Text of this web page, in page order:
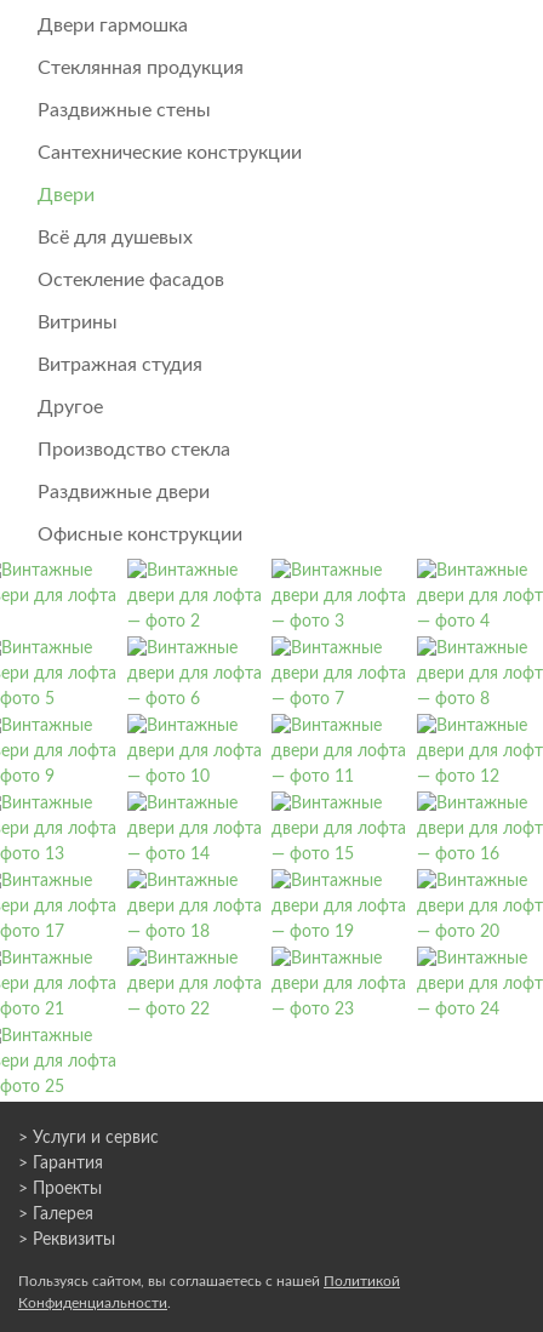
Двери гармошка
Стеклянная продукция
Раздвижные стены
Сантехнические конструкции
Двери
Всё для душевых
Остекление фасадов
Витрины
Витражная студия
Другое
Производство стекла
Раздвижные двери
Офисные конструкции
> Услуги и сервис
> Гарантия
> Проекты
> Галерея
> Реквизиты
Пользуясь сайтом, вы соглашаетесь с нашей Политикой
Конфиденциальности